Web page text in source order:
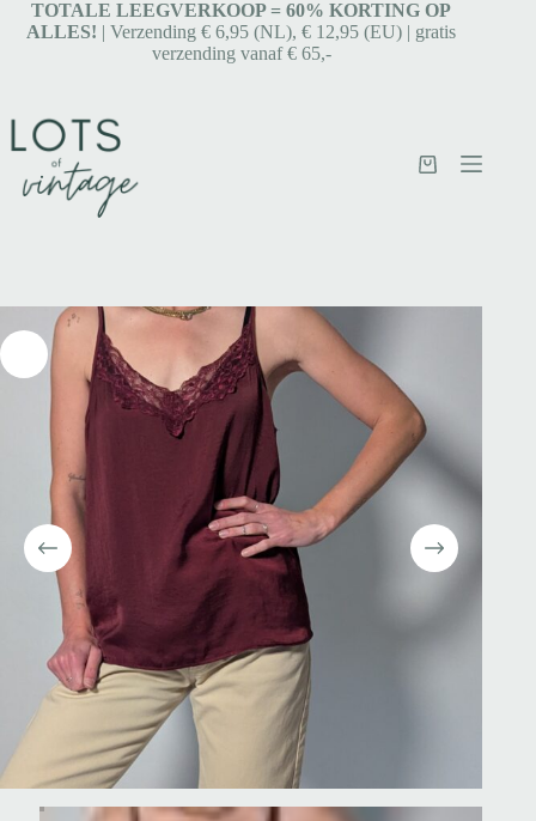
TOTALE LEEGVERKOOP = 60% KORTING OP
ALLES! | Verzending € 6,95 (NL), € 12,95 (EU) | gratis
verzending vanaf € 65,-